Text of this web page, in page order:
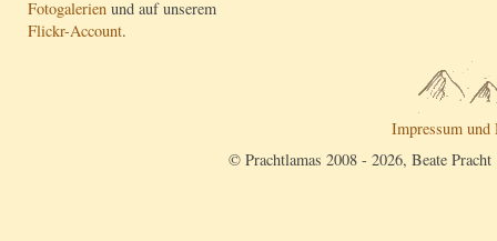
Fotogalerien und auf unserem
Flickr-Account.
Impressum und
© Prachtlamas 2008 - 2026, Beate Pracht